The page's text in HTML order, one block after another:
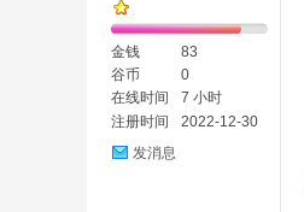
金钱
83
谷币
0
在线时间
7 小时
注册时间
2022-12-30
发消息